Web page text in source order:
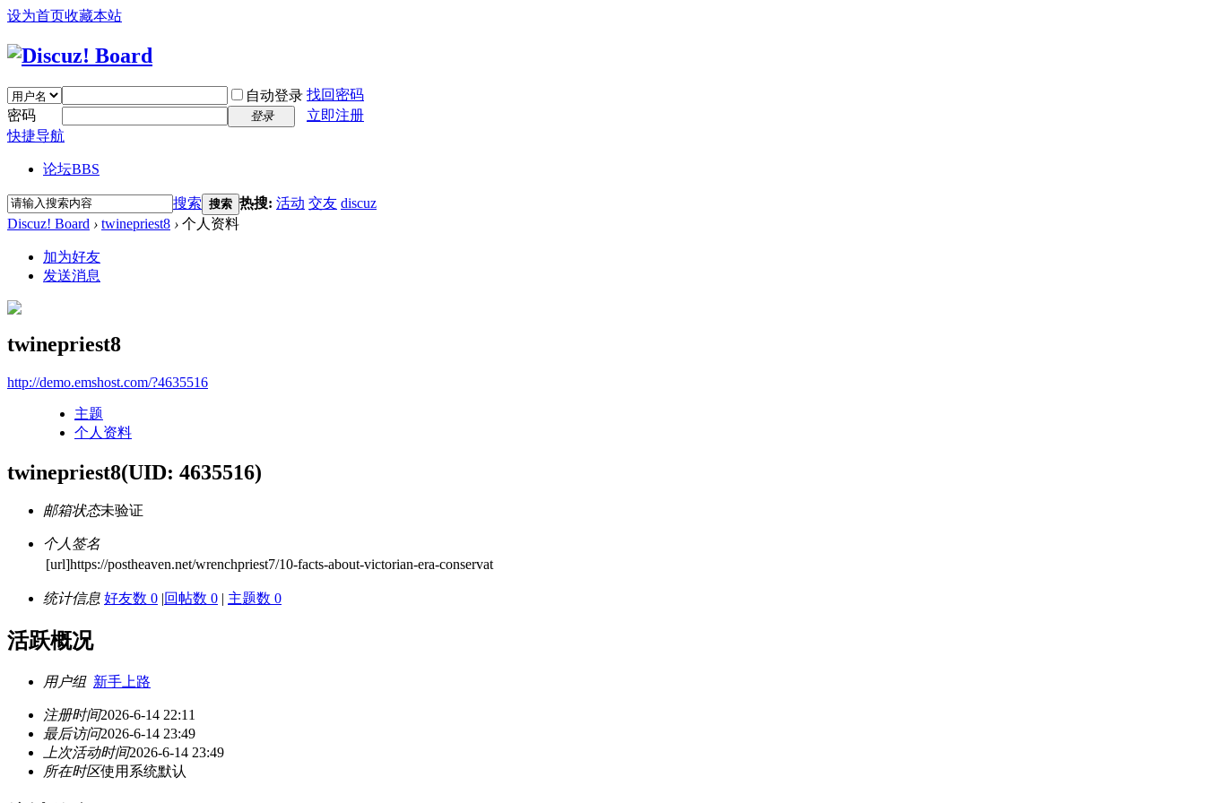
设为首页收藏本站
自动登录 找回密码
密码
登录
立即注册
快捷导航
论坛BBS
搜索 搜索 热搜: 活动 交友 discuz
Discuz! Board › twinepriest8 › 个人资料
加为好友
发送消息
twinepriest8
http://demo.emshost.com/?4635516
主题
个人资料
twinepriest8(UID: 4635516)
邮箱状态未验证
个人签名
[url]https://postheaven.net/wrenchpriest7/10-facts-about-victorian-era-conservat
统计信息 好友数 0 |回帖数 0 | 主题数 0
活跃概况
用户组 新手上路
注册时间2026-6-14 22:11
最后访问2026-6-14 23:49
上次活动时间2026-6-14 23:49
所在时区使用系统默认